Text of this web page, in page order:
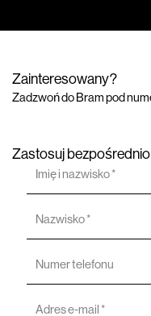
Zainteresowany?
Zadzwoń do Bram pod
Zastosuj bezpośrednio